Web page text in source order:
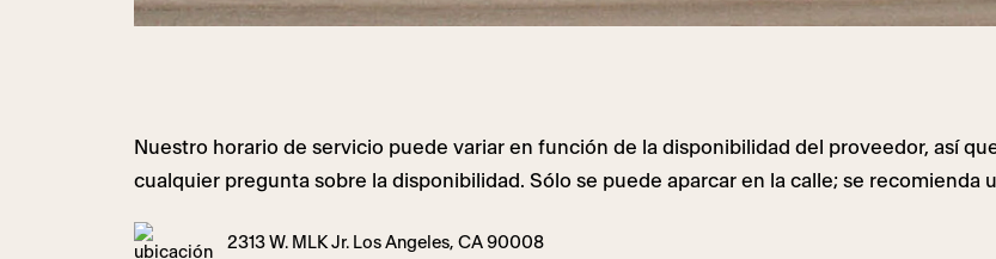
Nuestro horario de servicio puede variar en función de la disponibilidad del proveedor, así
cualquier pregunta sobre la disponibilidad. Sólo se puede aparcar en la calle; se
2313 W. MLK Jr. Los Angeles, CA 90008